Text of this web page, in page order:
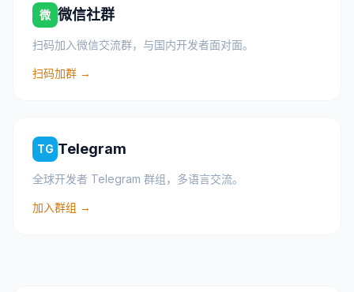
微 微信社群
扫码加入微信交流群，与国内开发者面对面。
扫码加群 →
TG Telegram
全球开发者 Telegram 群组，多语言交流。
加入群组 →